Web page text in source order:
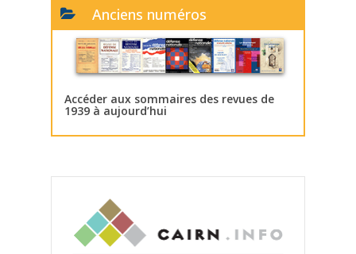
Anciens numéros
Accéder aux sommaires des revues de
1939 à aujourd’hui